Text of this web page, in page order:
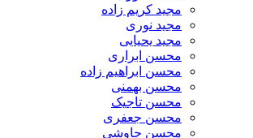
مجید کریم زاده
مجید نوری
مجید یحیایی
محسن ابراری
محسن ابراهیم زاده
محسن بهمنی
محسن تاجیک
محسن جعفری
محسن چاوشی